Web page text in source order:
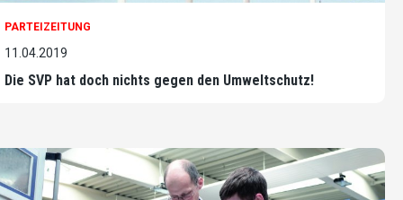
PARTEIZEITUNG
11.04.2019
Die SVP hat doch nichts gegen den Umweltschutz!